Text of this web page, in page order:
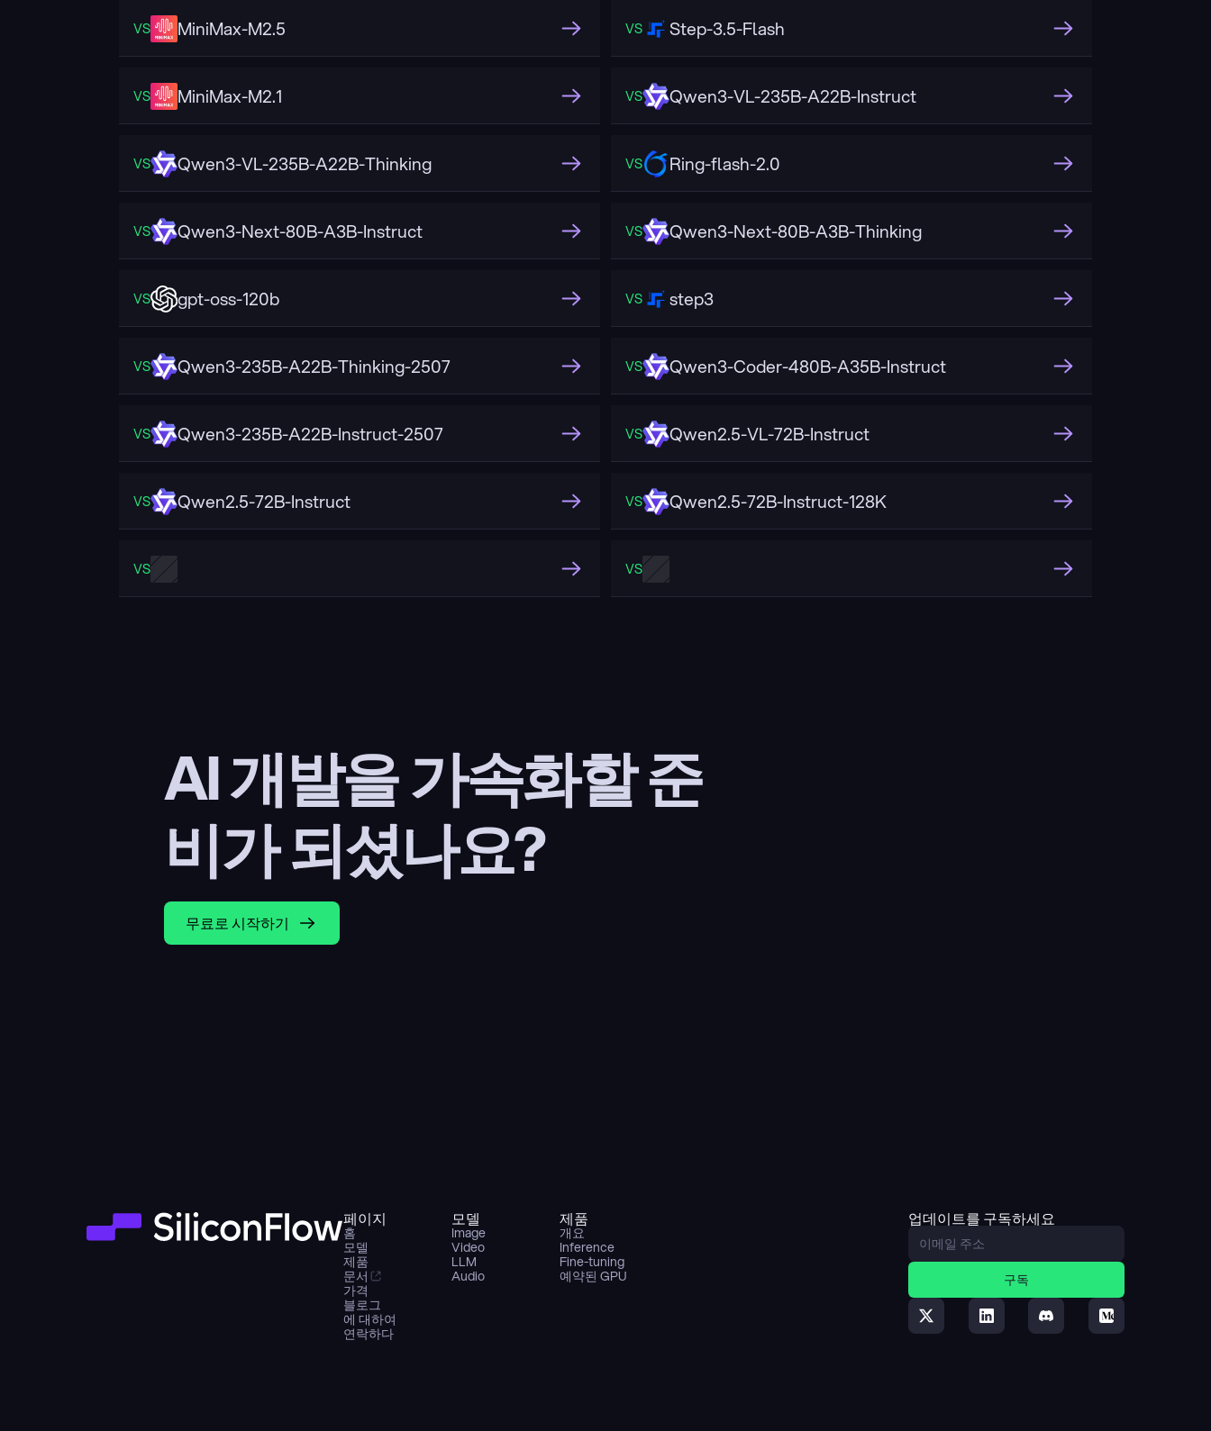
VS MiniMax-M2.5 VS Step-3.5-Flash
VS MiniMax-M2.1 VS Qwen3-VL-235B-A22B-Instruct
VS Qwen3-VL-235B-A22B-Thinking VS Ring-flash-2.0
VS Qwen3-Next-80B-A3B-Instruct VS Qwen3-Next-80B-A3B-Thinking
VS gpt-oss-120b VS step3
VS Qwen3-235B-A22B-Thinking-2507 VS Qwen3-Coder-480B-A35B-Instruct
VS Qwen3-235B-A22B-Instruct-2507 VS Qwen2.5-VL-72B-Instruct
VS Qwen2.5-72B-Instruct VS Qwen2.5-72B-Instruct-128K
VS VS
AI 개발을 가속화할 준
비가 되셨나요?
무료로 시작하기
페이지
홈
모델
제품
문서
가격
블로그
에 대하여
연락하다
모델
Image
Video
LLM
Audio
제품
개요
Inference
Fine-tuning
예약된 GPU
업데이트를 구독하세요
구독